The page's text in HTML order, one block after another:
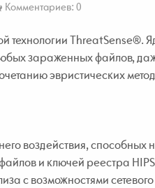
Комментариев: 0
технологии ThreatSense®.
зараженных файлов,
эвристических
воздействия, способных
и ключей реестра
с возможностями